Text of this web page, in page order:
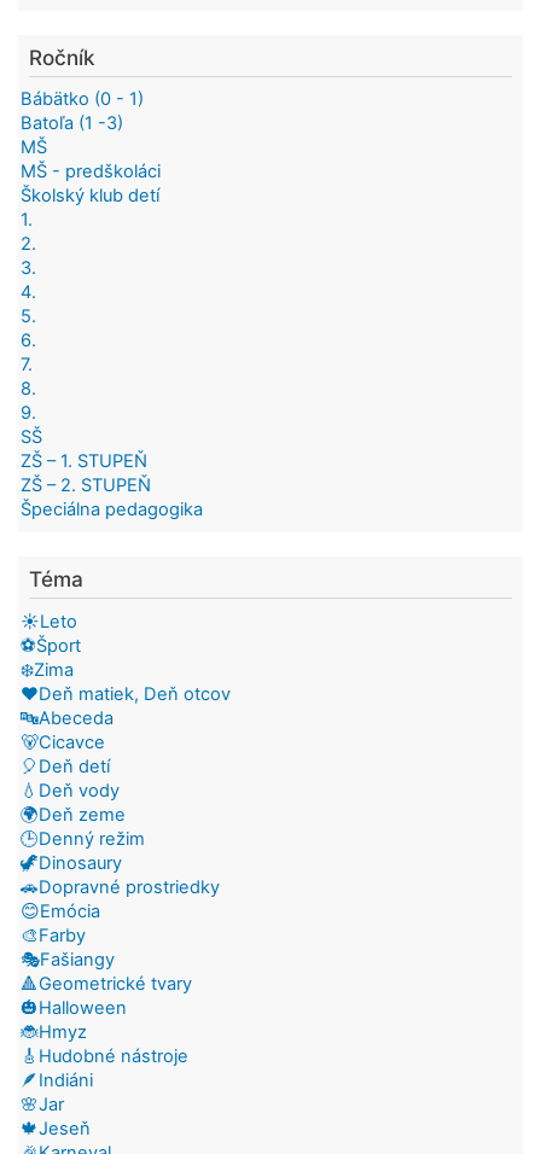
Ročník
Bábätko (0 - 1)
Batoľa (1 -3)
MŠ
MŠ - predškoláci
Školský klub detí
1.
2.
3.
4.
5.
6.
7.
8.
9.
SŠ
ZŠ – 1. STUPEŇ
ZŠ – 2. STUPEŇ
Špeciálna pedagogika
Téma
☀️Leto
⚽Šport
❄️Zima
❤️Deň matiek, Deň otcov
🔤Abeceda
🐻Cicavce
🎈Deň detí
💧Deň vody
🌍Deň zeme
🕒Denný režim
🦖Dinosaury
🚗Dopravné prostriedky
😊Emócia
🎨Farby
🎭Fašiangy
🔺Geometrické tvary
🎃Halloween
🐞Hmyz
🎸Hudobné nástroje
🪶Indiáni
🌸Jar
🍁Jeseň